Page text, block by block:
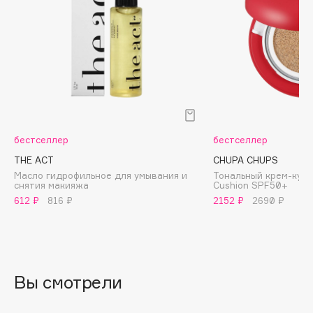
Boadicea The Victorious
BOOMSHOP
BORK
Brunello Cucinelli
Bvlgari
бестселлер
THE ACT
Масло гидрофильное для умывания и
снятия макияжа
612 ₽
816 ₽
бестселлер
CHUPA CHUPS
Тональный крем-
Cushion SPF50+
2152 ₽
2690 ₽
Вы смотрели